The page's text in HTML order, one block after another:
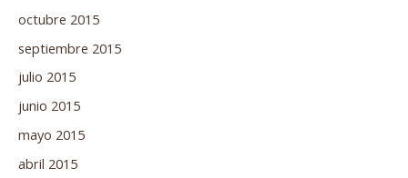
octubre 2015
septiembre 2015
julio 2015
junio 2015
mayo 2015
abril 2015